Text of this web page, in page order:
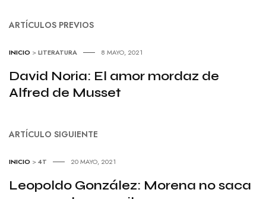
ARTÍCULOS PREVIOS
INICIO >LITERATURA 8 MAYO, 2021
David Noria: El amor mordaz de
Alfred de Musset
ARTÍCULO SIGUIENTE
INICIO >4T 20 MAYO, 2021
Leopoldo González: Morena no saca